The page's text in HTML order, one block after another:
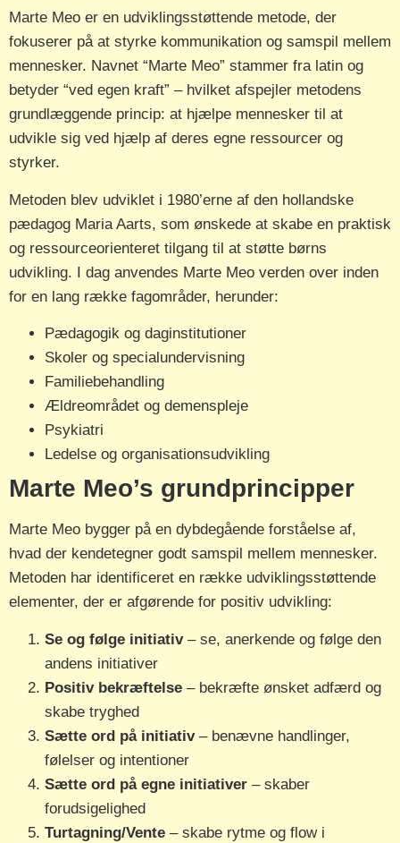
Marte Meo er en udviklingsstøttende metode, der
fokuserer på at styrke kommunikation og samspil mellem
mennesker. Navnet “Marte Meo” stammer fra latin og
betyder “ved egen kraft” – hvilket afspejler metodens
grundlæggende princip: at hjælpe mennesker til at
udvikle sig ved hjælp af deres egne ressourcer og
styrker.
Metoden blev udviklet i 1980’erne af den hollandske
pædagog Maria Aarts, som ønskede at skabe en praktisk
og ressourceorienteret tilgang til at støtte børns
udvikling. I dag anvendes Marte Meo verden over inden
for en lang række fagområder, herunder:
Pædagogik og daginstitutioner
Skoler og specialundervisning
Familiebehandling
Ældreområdet og demenspleje
Psykiatri
Ledelse og organisationsudvikling
Marte Meo’s grundprincipper
Marte Meo bygger på en dybdegående forståelse af,
hvad der kendetegner godt samspil mellem mennesker.
Metoden har identificeret en række udviklingsstøttende
elementer, der er afgørende for positiv udvikling:
Se og følge initiativ– se, anerkende og følge den
andens initiativer
Positiv bekræftelse – bekræfte ønsket adfærd og
skabe tryghed
Sætte ord på initiativ– benævne handlinger,
følelser og intentioner
Sætte ord på egne initiativer – skaber
forudsigelighed
Turtagning/Vente – skabe rytme og flow i